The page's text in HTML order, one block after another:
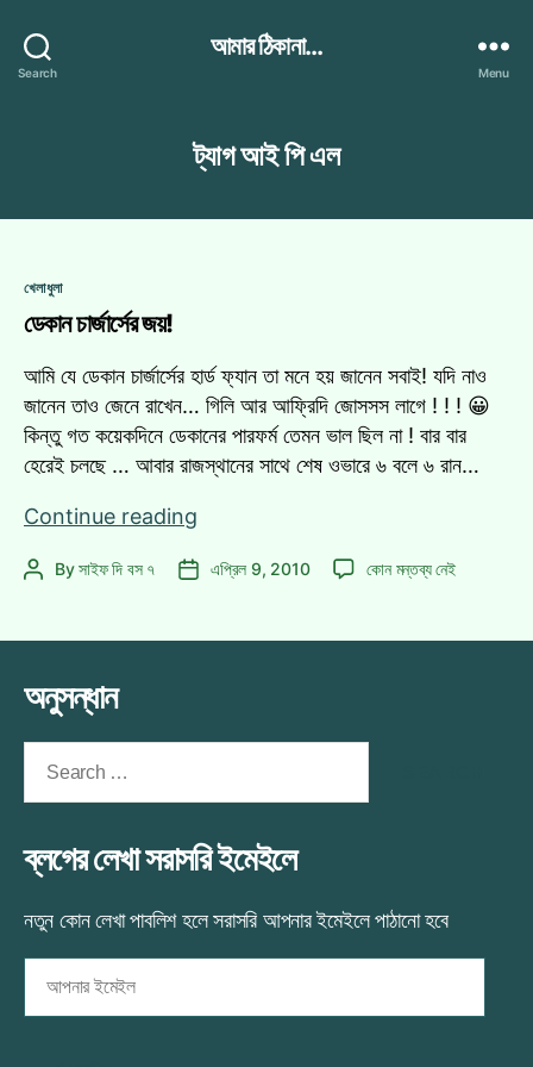
Search
আমার ঠিকানা...
Menu
ট্যাগআই পি এল
Categories
খেলাধুলা
ডেকান চার্জার্সের জয়!
আমি যে ডেকান চার্জার্সের হার্ড ফ্যান তা মনে হয় জানেন সবাই! যদি নাও
জানেন তাও জেনে রাখেন… গিলি আর আফ্রিদি জোসসস লাগে ! ! ! 😀
কিন্তু গত কয়েকদিনে ডেকানের পারফর্ম তেমন ভাল ছিল না ! বার বার
হেরেই চলছে … আবার রাজস্থানের সাথে শেষ ওভারে ৬ বলে ৬ রান…
Continue reading
জয়!
PostByসাইফ দি বস ৭
Postএপ্রিল 9, 2010
ডেকান
এ
কোন মন্তব্য নেই
অনুসন্ধান
ব্লগের লেখা সরাসরি ইমেইলে
নতুন কোন লেখা পাবলিশ হলে সরাসরি আপনার ইমেইলে পাঠানো হবে
ইমেইল